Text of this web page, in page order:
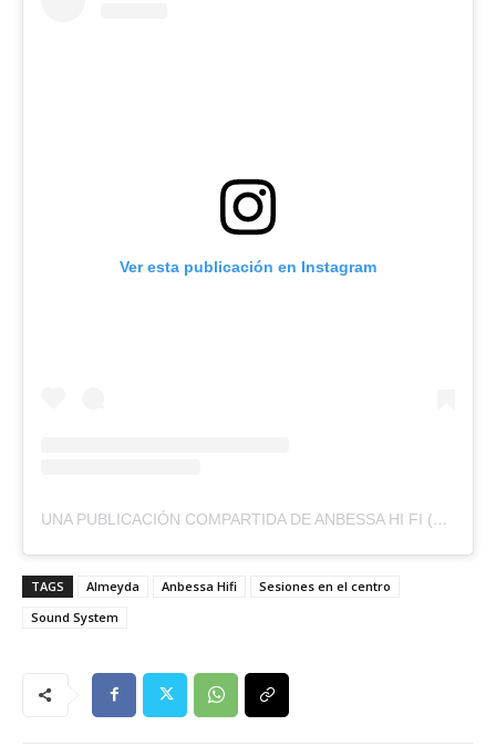
Ver esta publicación en Instagram
UNA PUBLICACIÓN COMPARTIDA DE ANBESSA HI FI (@ANBESSAHIFI)
TAGS Almeyda Anbessa Hifi
Sesiones en el centro
Sound System